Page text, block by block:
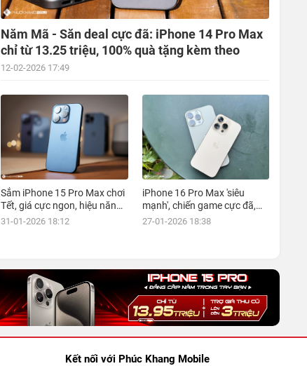
Năm Mã - Săn deal cực đã: iPhone 14 Pro Max
chỉ từ 13.25 triệu, 100% quà tặng kèm theo
12-02-2026 17:49
Sắm iPhone 15 Pro Max chơi
Tết, giá cực ngon, hiệu năng
đỉnh, kèm nhiều ưu đãi, mua
31-01-2026 18:12
iPhone 16 Pro Max 'siêu
mạnh', chiến game cực đã,
giá siêu hợp lý, mua ngay!
27-01-2026 18:38
Kết nối với Phúc Khang Mobile